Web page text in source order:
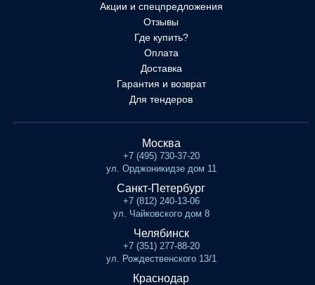
Акции и спецпредложения
Отзывы
Где купить?
Оплата
Доставка
Гарантия и возврат
Для тендеров
Москва
+7 (495) 730-37-20
ул. Орджоникидзе дом 11
Санкт-Петербург
+7 (812) 240-13-06
ул. Чайковского дом 8
Челябинск
+7 (351) 277-88-20
ул. Рождественского 13/1
Краснодар